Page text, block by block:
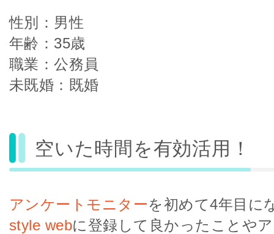
性別：男性
年齢：35歳
職業：公務員
未既婚：既婚
空いた時間を有効活用！
アンケートモニターを初めて4年目に
style webに登録して良かったことや